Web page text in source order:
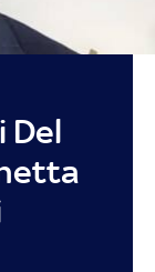
Del